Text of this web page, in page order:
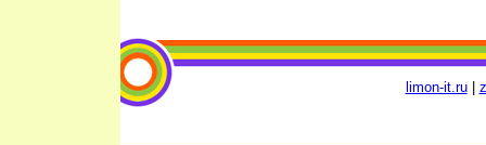
limon-it.ru|